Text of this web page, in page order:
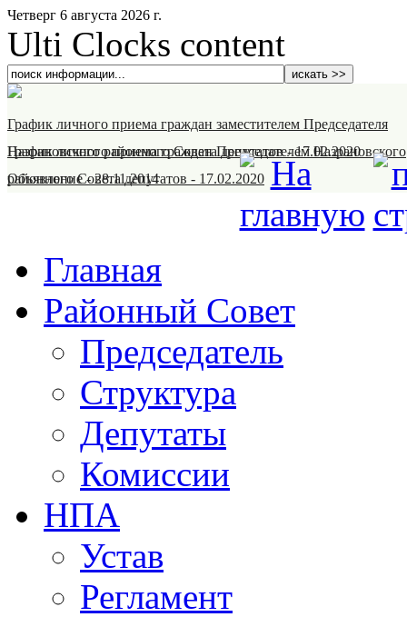
Четверг 6 августа 2026 г.
Ulti Clocks content
График личного приема граждан заместителем Председателя
Назрановского районного Совета депутатов-17.02.2020
График личного приема граждан Председателем Назрановского
районного Совета депутатов - 17.02.2020
Объявление-28.11.2014
Главная
Районный Совет
Председатель
Структура
Депутаты
Комиссии
НПА
Устав
Регламент